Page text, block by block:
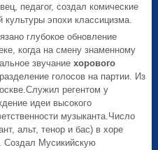
педагог, создал комические
эпохи классицизма.
глубокое обновление
когда на смену знаменному
звучаниехорового
разделение голосов на партии. Из
регентом у
идеи высокого
музыканта.Число
альт, тенор и бас) в хоре
Создал Мусикийскую